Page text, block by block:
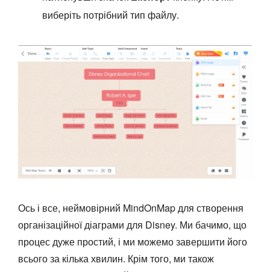
виберіть потрібний тип файлу.
Ось і все, неймовірний MindOnMap для створення
організаційної діаграми для Disney. Ми бачимо, що
процес дуже простий, і ми можемо завершити його
всього за кілька хвилин. Крім того, ми також